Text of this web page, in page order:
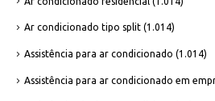
Ar condicionado tipo split (1.014)
Assistência para ar condicionado (1.014)
Assistência para ar condicionado em